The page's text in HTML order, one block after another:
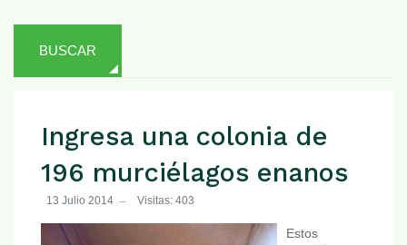
BUSCAR
Ingresa una colonia de
196 murciélagos enanos
13 Julio 2014 Visitas: 403
Estos